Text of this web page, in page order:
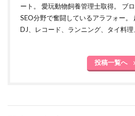
ート。 愛玩動物飼養管理士取得。 ブ
SEO分野で奮闘しているアラフォー。
DJ、レコード、ランニング、タイ料理
投稿一覧へ